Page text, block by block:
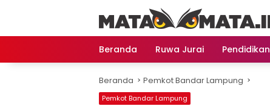
Beranda Ruwa Jurai Pendidikan
Beranda Pemkot Bandar Lampung
Pemkot Bandar Lampung